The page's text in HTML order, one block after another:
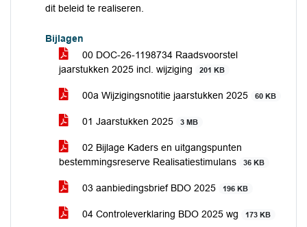
dit beleid te realiseren.
Bijlagen
00 DOC-26-1198734 Raadsvoorstel
jaarstukken 2025 incl. wijziging
201 KB
00a Wijzigingsnotitie jaarstukken 2025 60 KB
01 Jaarstukken 2025 3 MB
02 Bijlage Kaders en uitgangspunten
bestemmingsreserve Realisatiestimulans
36 KB
03 aanbiedingsbrief BDO 2025 196 KB
04 Controleverklaring BDO 2025 wg 173 KB